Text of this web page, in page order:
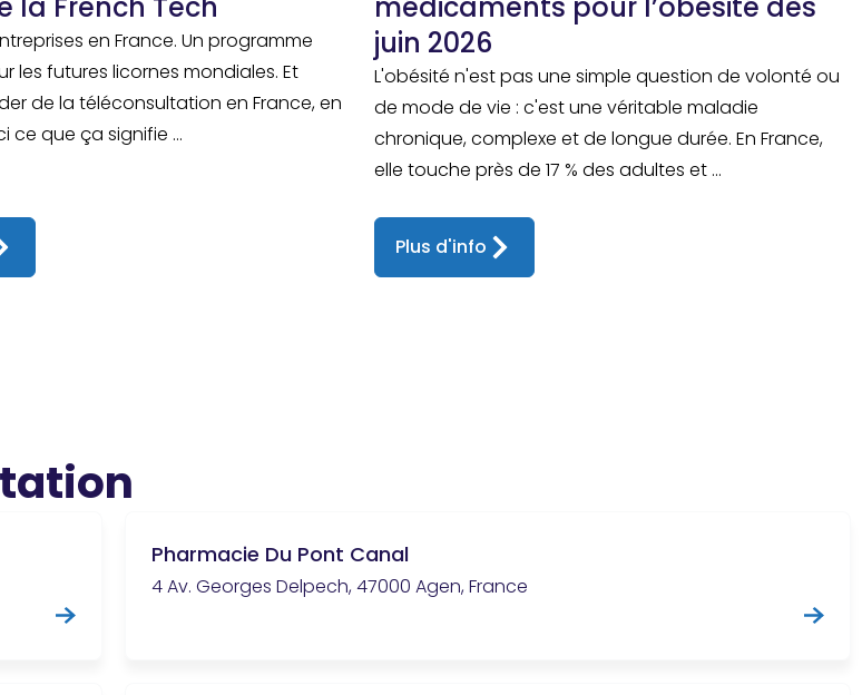
en France. Un programme
les futures licornes mondiales. Et
de la téléconsultation en France, en
ce que ça signifie ...
juin 2026
L'obésité n'est pas une simple question de volonté ou
de mode de vie : c'est une véritable maladie
chronique, complexe et de longue durée. En France,
elle touche près de 17 % des adultes et ...
Plus d'info
Pharmacie Du Pont Canal
4 Av. Georges Delpech, 47000 Agen, France